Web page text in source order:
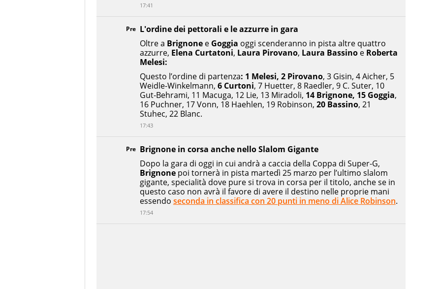
Pre Brignone in corsa anche nello Slalom Gigante
Dopo la gara di oggi in cui andrà a caccia della Coppa di Super-G,
Brignonepoi tornerà in pista martedì 25 marzo per l’ultimo slalom
gigante, specialità dove pure si trova in corsa per il titolo, anche se in
questo caso non avrà il favore di avere il destino nelle proprie mani
essendo seconda in classifica con 20 punti in meno di Alice Robinson.
17:54
Pre L'ordine dei pettorali e le azzurre in gara
Oltre a Brignonee Goggia oggi scenderanno in pista altre quattro
azzurre, Elena Curtatoni, Laura Pirovano, Laura Bassinoe Roberta
Melesi:
Questo l’ordine di partenza: 1 Melesi, 2 Pirovano, 3 Gisin, 4 Aicher, 5
Weidle-Winkelmann, 6 Curtoni, 7 Huetter, 8 Raedler, 9 C. Suter, 10
Gut-Behrami, 11 Macuga, 12 Lie, 13 Miradoli, 14 Brignone, 15 Goggia,
16 Puchner, 17 Vonn, 18 Haehlen, 19 Robinson, 20 Bassino, 21
Stuhec, 22 Blanc.
17:43
17:41